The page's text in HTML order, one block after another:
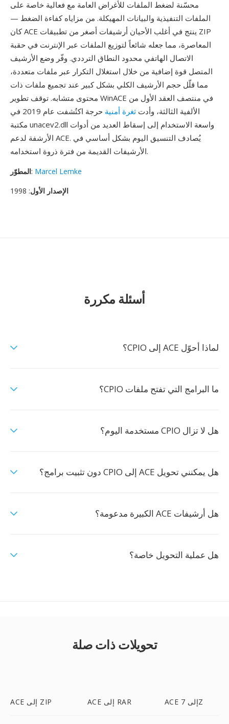
محسّنة لضغط الملفات للأغراض العامة مع فعالية خاصة على
الملفات التنفيذية والبيانات المهيكلة. من مزاياه كفاءة الضغط —
كان ACE ينتج في أغلب الأحيان أرشيفات أصغر من تطبيقات ZIP
المعاصرة، مما جعله شائعاً لتوزيع الملفات عبر الإنترنت في حقبة
الاتصال الهاتفي محدود النطاق الترددي. وفّر وضع الأرشيف
المتصل قوة إضافية من خلال استغلال التكرار عبر ملفات متعددة،
مما قلّل حجم الأرشيف الكلي بشكل كبير عند تجميع ملفات ذات
محتوى متشابه. توقف تطوير WinACE في منتصف العقد الأول من
الألفية الثالثة، وأدت ثغرة أمنية
حرجة اكتُشفت عام 2019 في
مكتبة unacev2.dll واسعة الاستخدام إلى إسقاط العديد من أدوات
الأرشفة لدعم ACE. يُصادف التنسيق اليوم بشكل أساسي في
الأرشيفات القديمة من فترة ذروة استخدامه.
المطوّر: Marcel Lemke
الإصدار الأول: 1998
أسئلة مكررة
لماذا أحوّل ACE إلى CPIO؟
ما البرامج التي تفتح ملفات CPIO؟
هل لا تزال CPIO مستخدمة اليوم؟
هل يمكنني تحويل ACE إلى CPIO دون تثبيت برامج؟
هل أرشيفات ACE الكبيرة مدعومة؟
هل عملية التحويل خاصة؟
تحويلات ذات صلة
ACE إلى ZIP ACE إلى RAR ACE إلى 7Z